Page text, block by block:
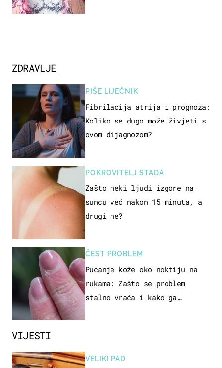
VIJESTI
VELIKI PAD
ZDRAVLJE
PIŠE LIJEČNIK
Fibrilacija atrija i prognoza:
Koliko se dugo može živjeti s
ovom dijagnozom?
POKROVITELJ STADA
Zašto neki ljudi izgore na
suncu već nakon 15 minuta, a
drugi ne?
ČEST PROBLEM
Pucanje kože oko noktiju na
rukama: Zašto se problem
stalno vraća i kako ga